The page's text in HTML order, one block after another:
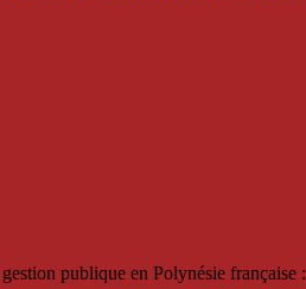
publique en Polynésie française :